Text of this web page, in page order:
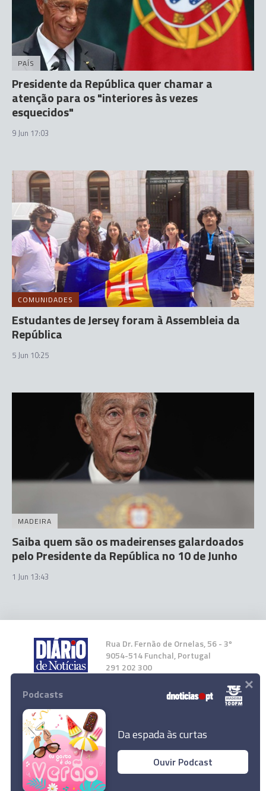
PAÍS
Presidente da República quer chamar a
atenção para os "interiores às vezes
esquecidos"
9 Jun 17:03
COMUNIDADES
Estudantes de Jersey foram à Assembleia da
República
5 Jun 10:25
MADEIRA
Saiba quem são os madeirenses galardoados
pelo Presidente da República no 10 de Junho
1 Jun 13:43
Rua Dr. Fernão de Ornelas, 56 - 3º
9054-514 Funchal, Portugal
291 202 300
Instale a nossa App
© 2023 Empresa Diário de Notícias, Lda.
Todos os direitos reservados.
Podcasts
Da espada às curtas
Ouvir Podcast
×